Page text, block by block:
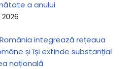
a anului
integrează rețeaua
și își extinde substanțial
națională